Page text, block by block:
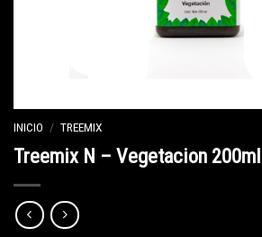
INICIO / TREEMIX
Treemix N – Vegetacion 200ml